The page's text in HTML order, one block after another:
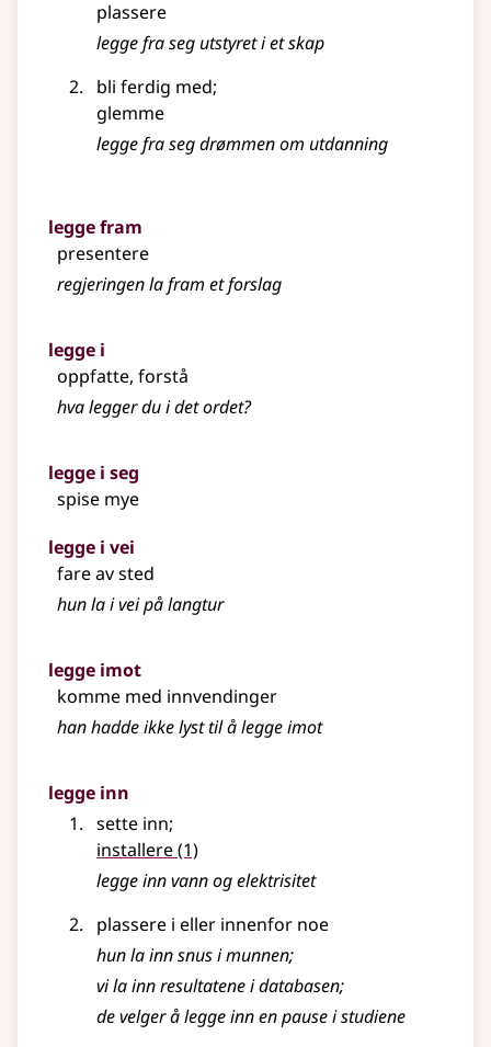
plassere
legge fra seg utstyret i et skap
bli ferdig med;
glemme
legge fra seg drømmen om utdanning
legge fram
presentere
regjeringen la fram et forslag
legge i
oppfatte, forstå
hva legger du i det ordet?
legge i seg
spise mye
legge i vei
fare av sted
hun la i vei på langtur
legge imot
komme med innvendinger
han hadde ikke lyst til å legge imot
legge inn
sette inn;
installere(1)
legge inn vann og elektrisitet
plassere i eller innenfor noe
hun la inn snus i munnen;
vi la inn resultatene i databasen;
de velger å legge inn en pause i studiene